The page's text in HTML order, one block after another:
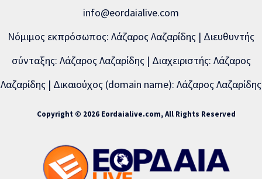
info@eordaialive.com
Νόμιμος εκπρόσωπος: Λάζαρος Λαζαρίδης | Διευθυντής
σύνταξης: Λάζαρος Λαζαρίδης | Διαχειριστής: Λάζαρος
Λαζαρίδης | Δικαιούχος (domain name): Λάζαρος Λαζαρίδης
Copyright © 2026 Eordaialive.com, All Rights Reserved